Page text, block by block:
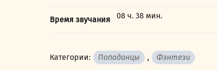
Время звучания 08 ч. 38 мин.
Категории: Попаданцы , Фэнтези